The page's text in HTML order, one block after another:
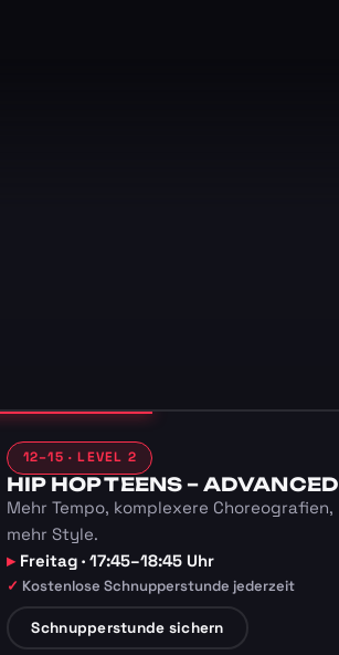
12–15 · LEVEL 2
HIP HOP TEENS – ADVANCED
Mehr Tempo, komplexere Choreografien,
mehr Style.
Freitag · 17:45–18:45 Uhr
Kostenlose Schnupperstunde jederzeit
Schnupperstunde sichern